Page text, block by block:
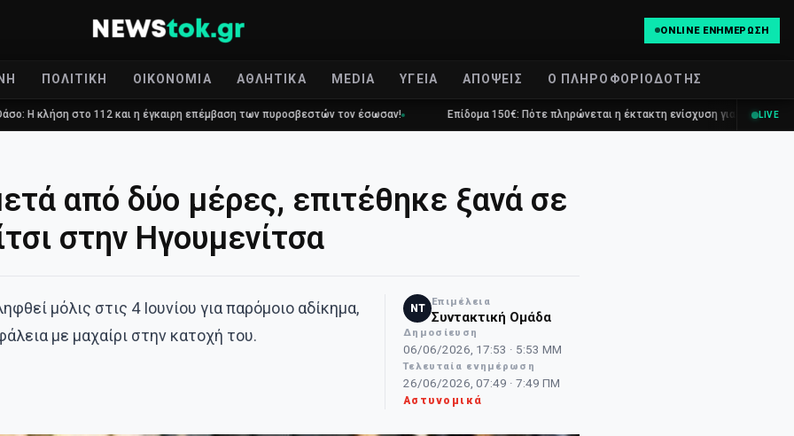
ONLINE ΕΝΗΜΈΡΩΣΗ
ΠΟΛΙΤΙΚΉ ΟΙΚΟΝΟΜΊΑ ΑΘΛΗΤΙΚΆ MEDIA ΥΓΕΊΑ ΑΠΌΨΕΙΣ Ο ΠΛΗΡΟΦΟΡΙΟΔΌΤΗΣ
και η έγκαιρη επέμβαση των πυροσβεστών τον έσωσαν! Επίδομα 150€: Πότε πληρώνεται η έκτακτη ενίσχυση για παιδιά Τραγωδία
LIVE
από δύο μέρες, επιτέθηκε ξανά σε
στην Ηγουμενίτσα
μόλις στις 4 Ιουνίου για παρόμοιο αδίκημα,
με μαχαίρι στην κατοχή του.
NT Επιμέλεια
Συντακτική Ομάδα
Δημοσίευση
06/06/2026, 17:53 · 5:53 ΜΜ
Τελευταία ενημέρωση
26/06/2026, 07:49 · 7:49 ΠΜ
Αστυνομικά